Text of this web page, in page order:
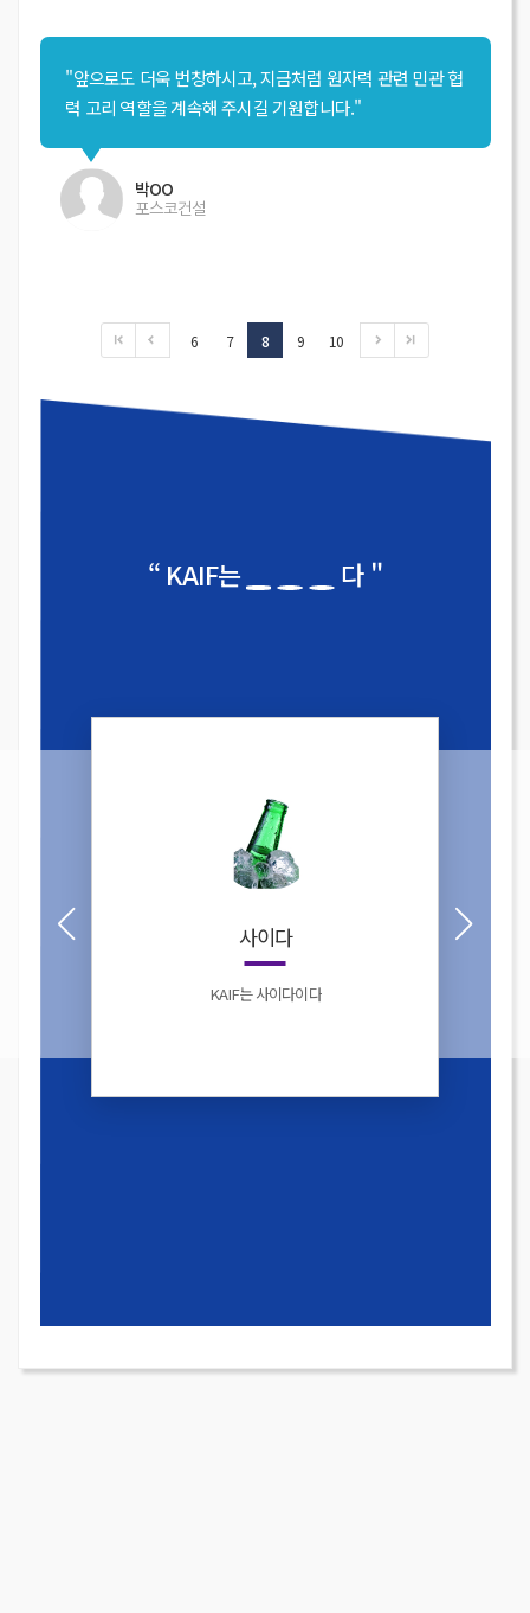
"앞으로도 더욱 번창하시고, 지금처럼 원자력 관련 민관 협
력 고리 역할을 계속해 주시길 기원합니다."
박OO
포스코건설
6 7 8 9 10
“ KAIF는 다 "
사이다
KAIF는 사이다이다